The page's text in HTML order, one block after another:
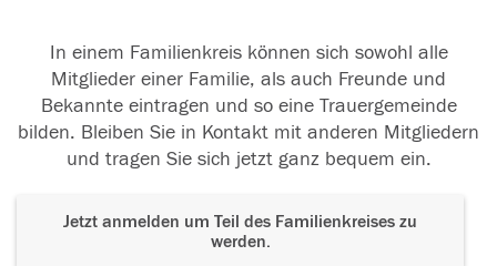
In einem Familienkreis können sich sowohl alle
Mitglieder einer Familie, als auch Freunde und
Bekannte eintragen und so eine Trauergemeinde
bilden. Bleiben Sie in Kontakt mit anderen Mitgliedern
und tragen Sie sich jetzt ganz bequem ein.
Jetzt anmelden um Teil des Familienkreises zu
werden.